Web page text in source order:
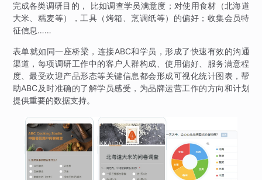
完成各类调研目的， 比如调查学员满意度；对使用食材（北海道
大米、糯麦等），工具（烤箱、烹调纸等）的偏好；收集会员特
征信息……
表单就如同一座桥梁，连接ABC和学员，形成了快速有效的沟通
渠道，每项调研工作中的客户人群构成、使用偏好、服务满意程
度、最受欢迎产品形态等关键信息都会形成可视化统计图表，帮
助ABC及时准确的了解学员感受，为品牌运营工作的方向和计划
提供重要的数据支持。